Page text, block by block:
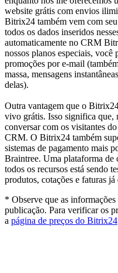
website grátis com envios
Bitrix24 também vem com
todos os dados inseridos
automaticamente no CRM
nossos planos especiais,
promoções por e-mail
massa, mensagens
delas).
Outra vantagem que o
vivo grátis. Isso significa que,
conversar com os visitantes
CRM. O Bitrix24 também
sistemas de pagamento mais
Braintree. Uma plataforma
todos os recursos está sendo
produtos, cotações e faturas
* Observe que as
publicação. Para verificar os
a página de preços do Bitrix24